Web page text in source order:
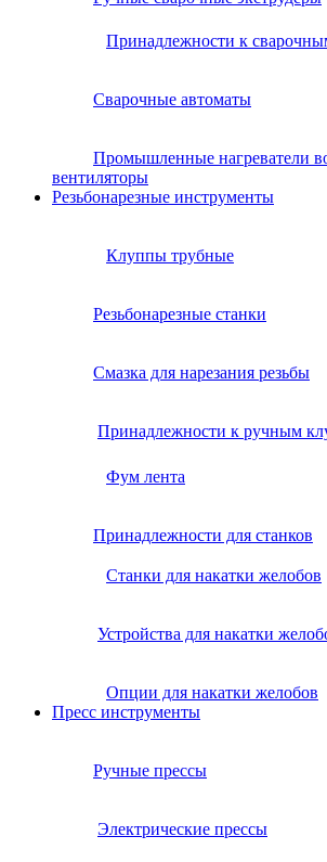
Принадлежности к
Сварочные автоматы
Промышленные нагреватели
вентиляторы
Резьбонарезные инструменты
Клуппы трубные
Резьбонарезные станки
Смазка для нарезания резьбы
Принадлежности к ручным
Фум лента
Принадлежности для станков
Станки для накатки желобов
Устройства для накатки
Опции для накатки желобов
Пресс инструменты
Ручные прессы
Электрические прессы